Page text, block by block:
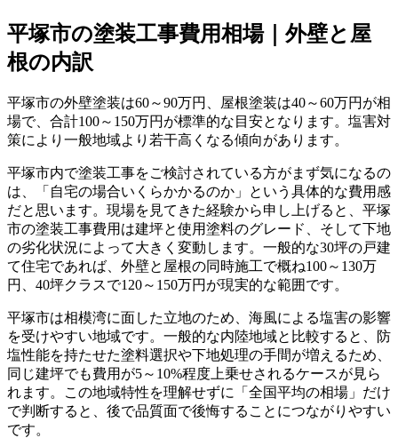
平塚市の塗装工事費用相場｜外壁と屋
根の内訳
平塚市の外壁塗装は60～90万円、屋根塗装は40～60万円が相
場で、合計100～150万円が標準的な目安となります。塩害対
策により一般地域より若干高くなる傾向があります。
平塚市内で塗装工事をご検討されている方がまず気になるの
は、「自宅の場合いくらかかるのか」という具体的な費用感
だと思います。現場を見てきた経験から申し上げると、平塚
市の塗装工事費用は建坪と使用塗料のグレード、そして下地
の劣化状況によって大きく変動します。一般的な30坪の戸建
て住宅であれば、外壁と屋根の同時施工で概ね100～130万
円、40坪クラスで120～150万円が現実的な範囲です。
平塚市は相模湾に面した立地のため、海風による塩害の影響
を受けやすい地域です。一般的な内陸地域と比較すると、防
塩性能を持たせた塗料選択や下地処理の手間が増えるため、
同じ建坪でも費用が5～10%程度上乗せされるケースが見ら
れます。この地域特性を理解せずに「全国平均の相場」だけ
で判断すると、後で品質面で後悔することにつながりやすい
です。